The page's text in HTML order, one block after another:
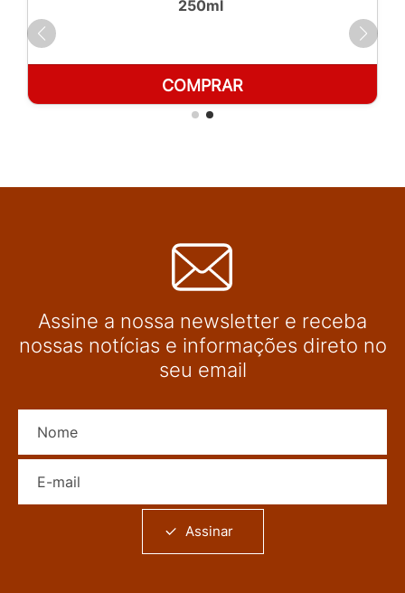
250ml
COMPRAR
Assine a nossa newsletter e receba
nossas notícias e informações direto no
seu email
Assinar